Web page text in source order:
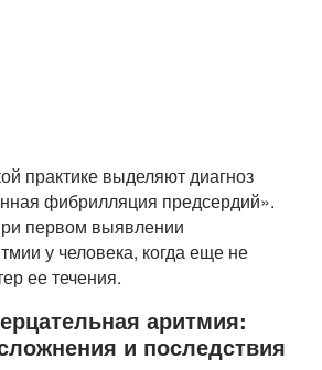
практике выделяют диагноз
фибрилляция предсердий».
первом выявлении
у человека, когда еще не
ее течения.
аритмия:
и последствия